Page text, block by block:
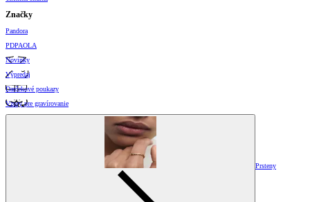
Značky
Pandora
PDPAOLA
Novinky
Výpredaj
Darčekové poukazy
Vzory pre gravírovanie
Prsteny